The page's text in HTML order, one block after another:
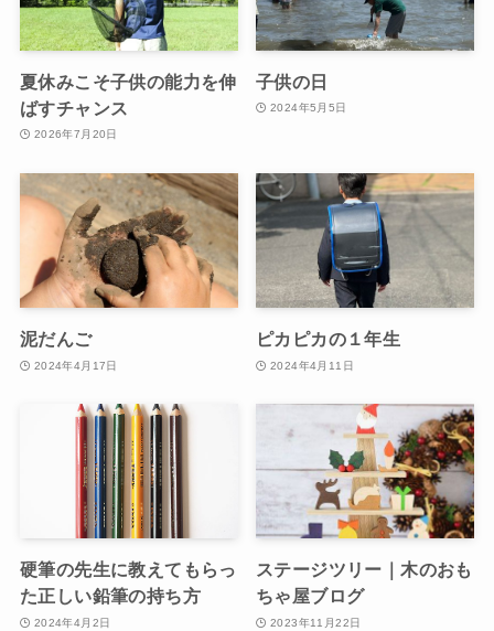
夏休みこそ子供の能力を伸
ばすチャンス
2026年7月20日
子供の日
2024年5月5日
泥だんご
2024年4月17日
ピカピカの１年生
2024年4月11日
硬筆の先生に教えてもらっ
た正しい鉛筆の持ち方
2024年4月2日
ステージツリー｜木のおも
ちゃ屋ブログ
2023年11月22日